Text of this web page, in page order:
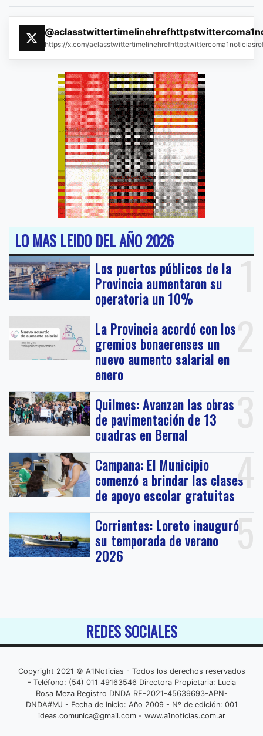
https://x.com/
LO MAS LEIDO DEL AÑO 2026
1
Los puertos públicos de la
Provincia aumentaron su
operatoria un 10%
2
La Provincia acordó con los
gremios bonaerenses un
nuevo aumento salarial en
enero
3
Quilmes: Avanzan las obras
de pavimentación de 13
cuadras en Bernal
4
Campana: El Municipio
comenzó a brindar las clases
de apoyo escolar gratuitas
5
Corrientes: Loreto inauguró
su temporada de verano
2026
REDES SOCIALES
Copyright 2021 © A1Noticias - Todos los derechos reservados
- Teléfono: (54) 011 49163546 Directora Propietaria: Lucia
Rosa Meza Registro DNDA RE-2021-45639693-APN-
DNDA#MJ - Fecha de Inicio: Año 2009 - Nº de edición: 001
ideas.comunica@gmail.com- www.a1noticias.com.ar